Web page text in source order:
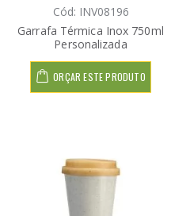
Cód: INV08196
Garrafa Térmica Inox 750ml
Personalizada
ORÇAR ESTE PRODUTO